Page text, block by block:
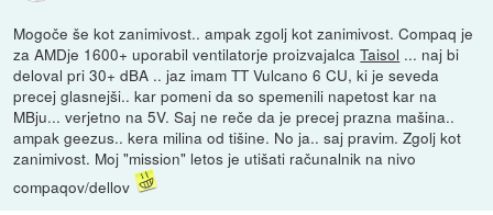
Mogoče še kot zanimivost.. ampak zgolj kot zanimivost. Compaq je
za AMDje 1600+ uporabil ventilatorje proizvajalcaTaisol ... naj bi
deloval pri 30+ dBA .. jaz imam TT Vulcano 6 CU, ki je seveda
precej glasnejši.. kar pomeni da so spemenili napetost kar na
MBju... verjetno na 5V. Saj ne reče da je precej prazna mašina..
ampak geezus.. kera milina od tišine. No ja.. saj pravim. Zgolj kot
zanimivost. Moj "mission" letos je utišati računalnik na nivo
compaqov/dellov